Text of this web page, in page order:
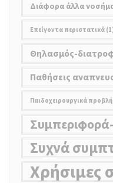
Διάφορα άλλα
Επείγοντα περιστατικά
Θηλασμός-
Παθήσεις
Παιδοχειρουργικά
Συχνά
Χρήσιμες